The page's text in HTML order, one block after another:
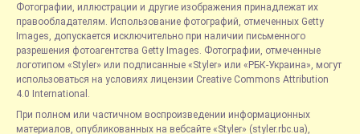
Фотографии, иллюстрации и другие изображения принадлежат их
правообладателям. Использование фотографий, отмеченных Getty
Images, допускается исключительно при наличии письменного
разрешения фотоагентства Getty Images. Фотографии, отмеченные
логотипом «Styler» или подписанные «Styler» или «РБК-Украина», могут
использоваться на условиях лицензии Creative Commons Attribution
4.0 International.
При полном или частичном воспроизведении информационных
материалов, опубликованных на вебсайте «Styler» (styler.rbc.ua),